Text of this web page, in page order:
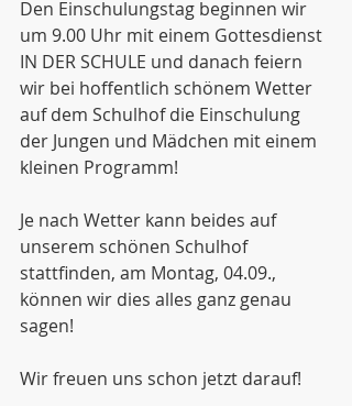
Den Einschulungstag beginnen wir
um 9.00 Uhr mit einem Gottesdienst
IN DER SCHULE und danach feiern
wir bei hoffentlich schönem Wetter
auf dem Schulhof die Einschulung
der Jungen und Mädchen mit einem
kleinen Programm!
Je nach Wetter kann beides auf
unserem schönen Schulhof
stattfinden, am Montag, 04.09.,
können wir dies alles ganz genau
sagen!
Wir freuen uns schon jetzt darauf!